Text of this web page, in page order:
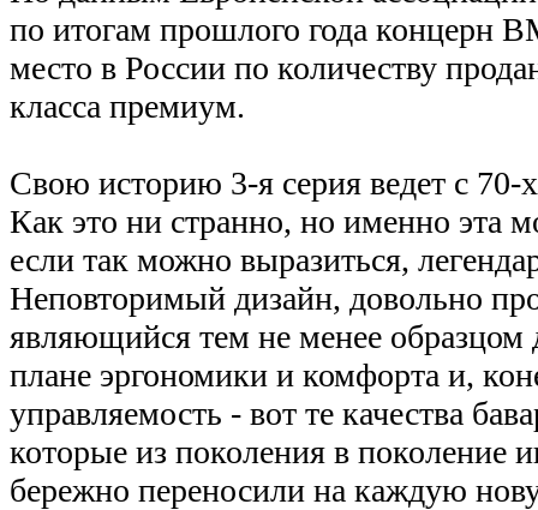
по итогам прошлого года концерн
место в России по количеству
класса премиум.
Свою историю 3-я серия ведет с 70-
Как это ни странно, но именно эта
если так можно выразиться,
Неповторимый дизайн, довольно
являющийся тем не менее образцом
плане эргономики и комфорта и,
управляемость - вот те качества
которые из поколения в поколение
бережно переносили на каждую